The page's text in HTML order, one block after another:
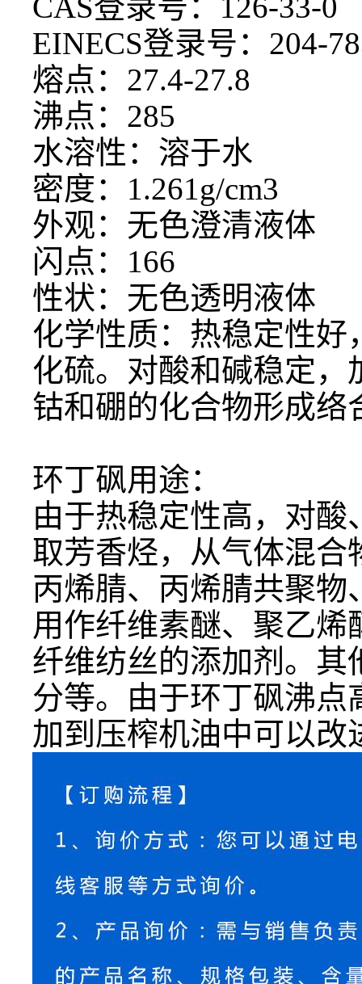
EINECS登录号：204-
熔点： 27.4-27.8
沸点： 285
水溶性：溶于水
密度： 1.261g/cm3
外观：无色澄清液体
闪点： 166
性状：无色透明液体
化学性质：热稳定性好
化硫。对酸和碱稳定
钴和硼的化合物形成络
环丁砜用途：
由于热稳定性高，对
取芳香烃，从气体混
丙烯腈、丙烯腈共聚
用作纤维素醚、聚乙
纤维纺丝的添加剂。
分等。由于环丁砜沸
加到压榨机油中可以